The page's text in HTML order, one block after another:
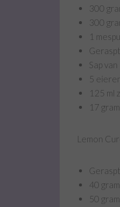
300
300
1
Sap
5
125 ml
17
Lemon
40
50